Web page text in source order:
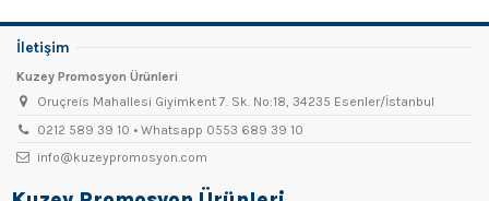
İletişim
Kuzey Promosyon Ürünleri
Oruçreis Mahallesi Giyimkent 7. Sk. No:18, 34235 Esenler/İstanbul
0212 589 39 10 • Whatsapp 0553 689 39 10
info@kuzeypromosyon.com